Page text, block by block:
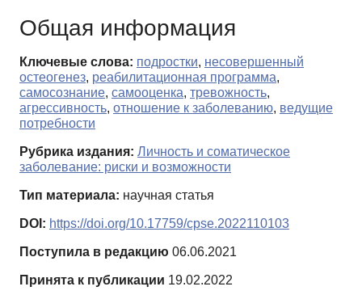
Общая информация
Ключевые слова: подростки, несовершенный
остеогенез, реабилитационная программа,
самосознание, самооценка, тревожность,
агрессивность, отношение к заболеванию, ведущие
потребности
Рубрика издания: Личность и соматическое
заболевание: риски и возможности
Тип материала: научная статья
DOI: https://doi.org/10.17759/cpse.2022110103
Поступила в редакцию 06.06.2021
Принята к публикации 19.02.2022